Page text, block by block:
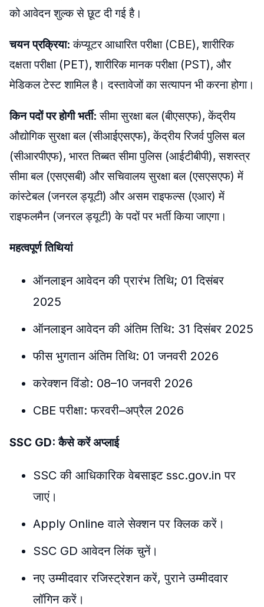
को आवेदन शुल्क से छूट दी गई है।
चयन प्रक्रिया: कंप्यूटर आधारित परीक्षा (CBE), शारीरिक
दक्षता परीक्षा (PET), शारीरिक मानक परीक्षा (PST), और
मेडिकल टेस्ट शामिल है। दस्तावेजों का सत्यापन भी करना होगा।
किन पदों पर होगी भर्ती: सीमा सुरक्षा बल (बीएसएफ), केंद्रीय
औद्योगिक सुरक्षा बल (सीआईएसएफ), केंद्रीय रिजर्व पुलिस बल
(सीआरपीएफ), भारत तिब्बत सीमा पुलिस (आईटीबीपी), सशस्त्र
सीमा बल (एसएसबी) और सचिवालय सुरक्षा बल (एसएसएफ) में
कांस्टेबल (जनरल ड्यूटी) और असम राइफल्स (एआर) में
राइफलमैन (जनरल ड्यूटी) के पदों पर भर्ती किया जाएगा।
महत्वपूर्ण तिथियां
ऑनलाइन आवेदन की प्रारंभ तिथि; 01 दिसंबर
2025
ऑनलाइन आवेदन की अंतिम तिथि: 31 दिसंबर 2025
फीस भुगतान अंतिम तिथि: 01 जनवरी 2026
करेक्शन विंडो: 08–10 जनवरी 2026
CBE परीक्षा: फरवरी–अप्रैल 2026
SSC GD: कैसे करें अप्लाई
SSC की आधिकारिक वेबसाइट ssc.gov.in पर
जाएं।
Apply Online वाले सेक्शन पर क्लिक करें।
SSC GD आवेदन लिंक चुनें।
नए उम्मीदवार रजिस्ट्रेशन करें, पुराने उम्मीदवार
लॉगिन करें।